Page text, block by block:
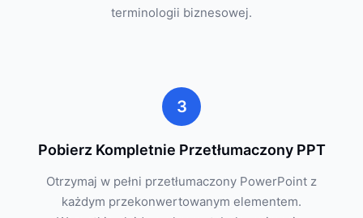
terminologii biznesowej.
3
Pobierz Kompletnie Przetłumaczony PPT
Otrzymaj w pełni przetłumaczony PowerPoint z
każdym przekonwertowanym elementem.